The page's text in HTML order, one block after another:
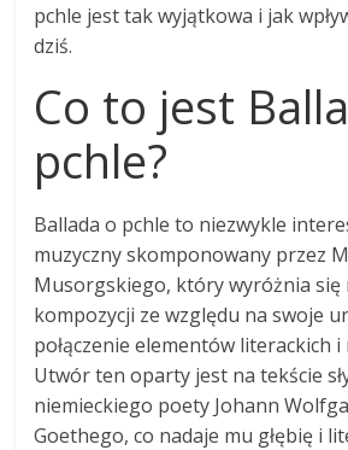
pchle jest tak wyjątkowa i jak
dziś.
Co to jest
pchle?
Ballada o pchle to niezwykle
muzyczny skomponowany przez
Musorgskiego, który wyróżnia się
kompozycji ze względu na swoje
połączenie elementów literackich i
Utwór ten oparty jest na tekście
niemieckiego poety Johann
Goethego, co nadaje mu głębię i